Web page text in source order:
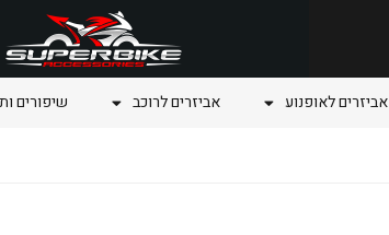
אביזרים לאופנוע אביזרים לרוכב שיפורים